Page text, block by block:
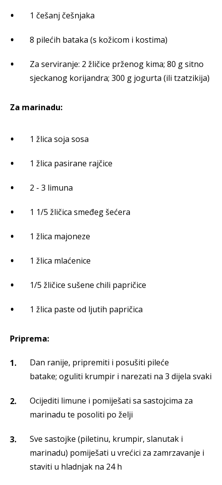
1 češanj češnjaka
8 pilećih bataka (s kožicom i kostima)
Za serviranje: 2 žličice prženog kima; 80 g sitno
sjeckanog korijandra; 300 g jogurta (ili tzatzikija)
Za marinadu:
1 žlica soja sosa
1 žlica pasirane rajčice
2 - 3 limuna
1 1/5 žličica smeđeg šećera
1 žlica majoneze
1 žlica mlaćenice
1/5 žličice sušene chili papričice
1 žlica paste od ljutih papričica
Priprema:
Dan ranije, pripremiti i posušiti pileće
batake; oguliti krumpir i narezati na 3 dijela svaki
Ocijediti limune i pomiješati sa sastojcima za
marinadu te posoliti po želji
Sve sastojke (piletinu, krumpir, slanutak i
marinadu) pomiješati u vrećici za zamrzavanje i
staviti u hladnjak na 24 h